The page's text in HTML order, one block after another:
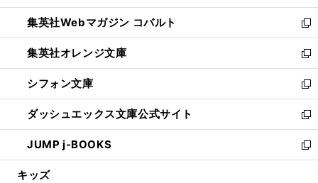
開
く
ウ
で
開
く
ン
ド
ウ
で
開
く
ウ
ィ
ン
ド
ウ
で
開
く
集英社Webマガジン コバルト
新
し
い
ウ
ィ
ン
ド
ウ
で
開
集英社オレンジ文庫
新
し
い
ウ
ィ
ン
ド
ウ
シフォン文庫
新
し
い
ウ
ィ
ン
ダッシュエックス文庫公式サイト
新
し
い
ウ
JUMP j-BOOKS
新
し
キッズ